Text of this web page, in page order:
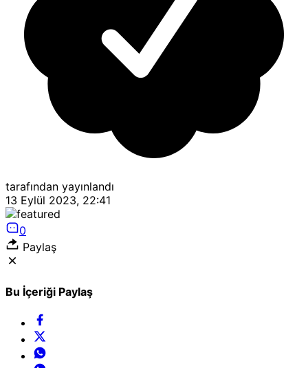
tarafından yayınlandı
13 Eylül 2023, 22:41
0
Paylaş
Bu İçeriği Paylaş